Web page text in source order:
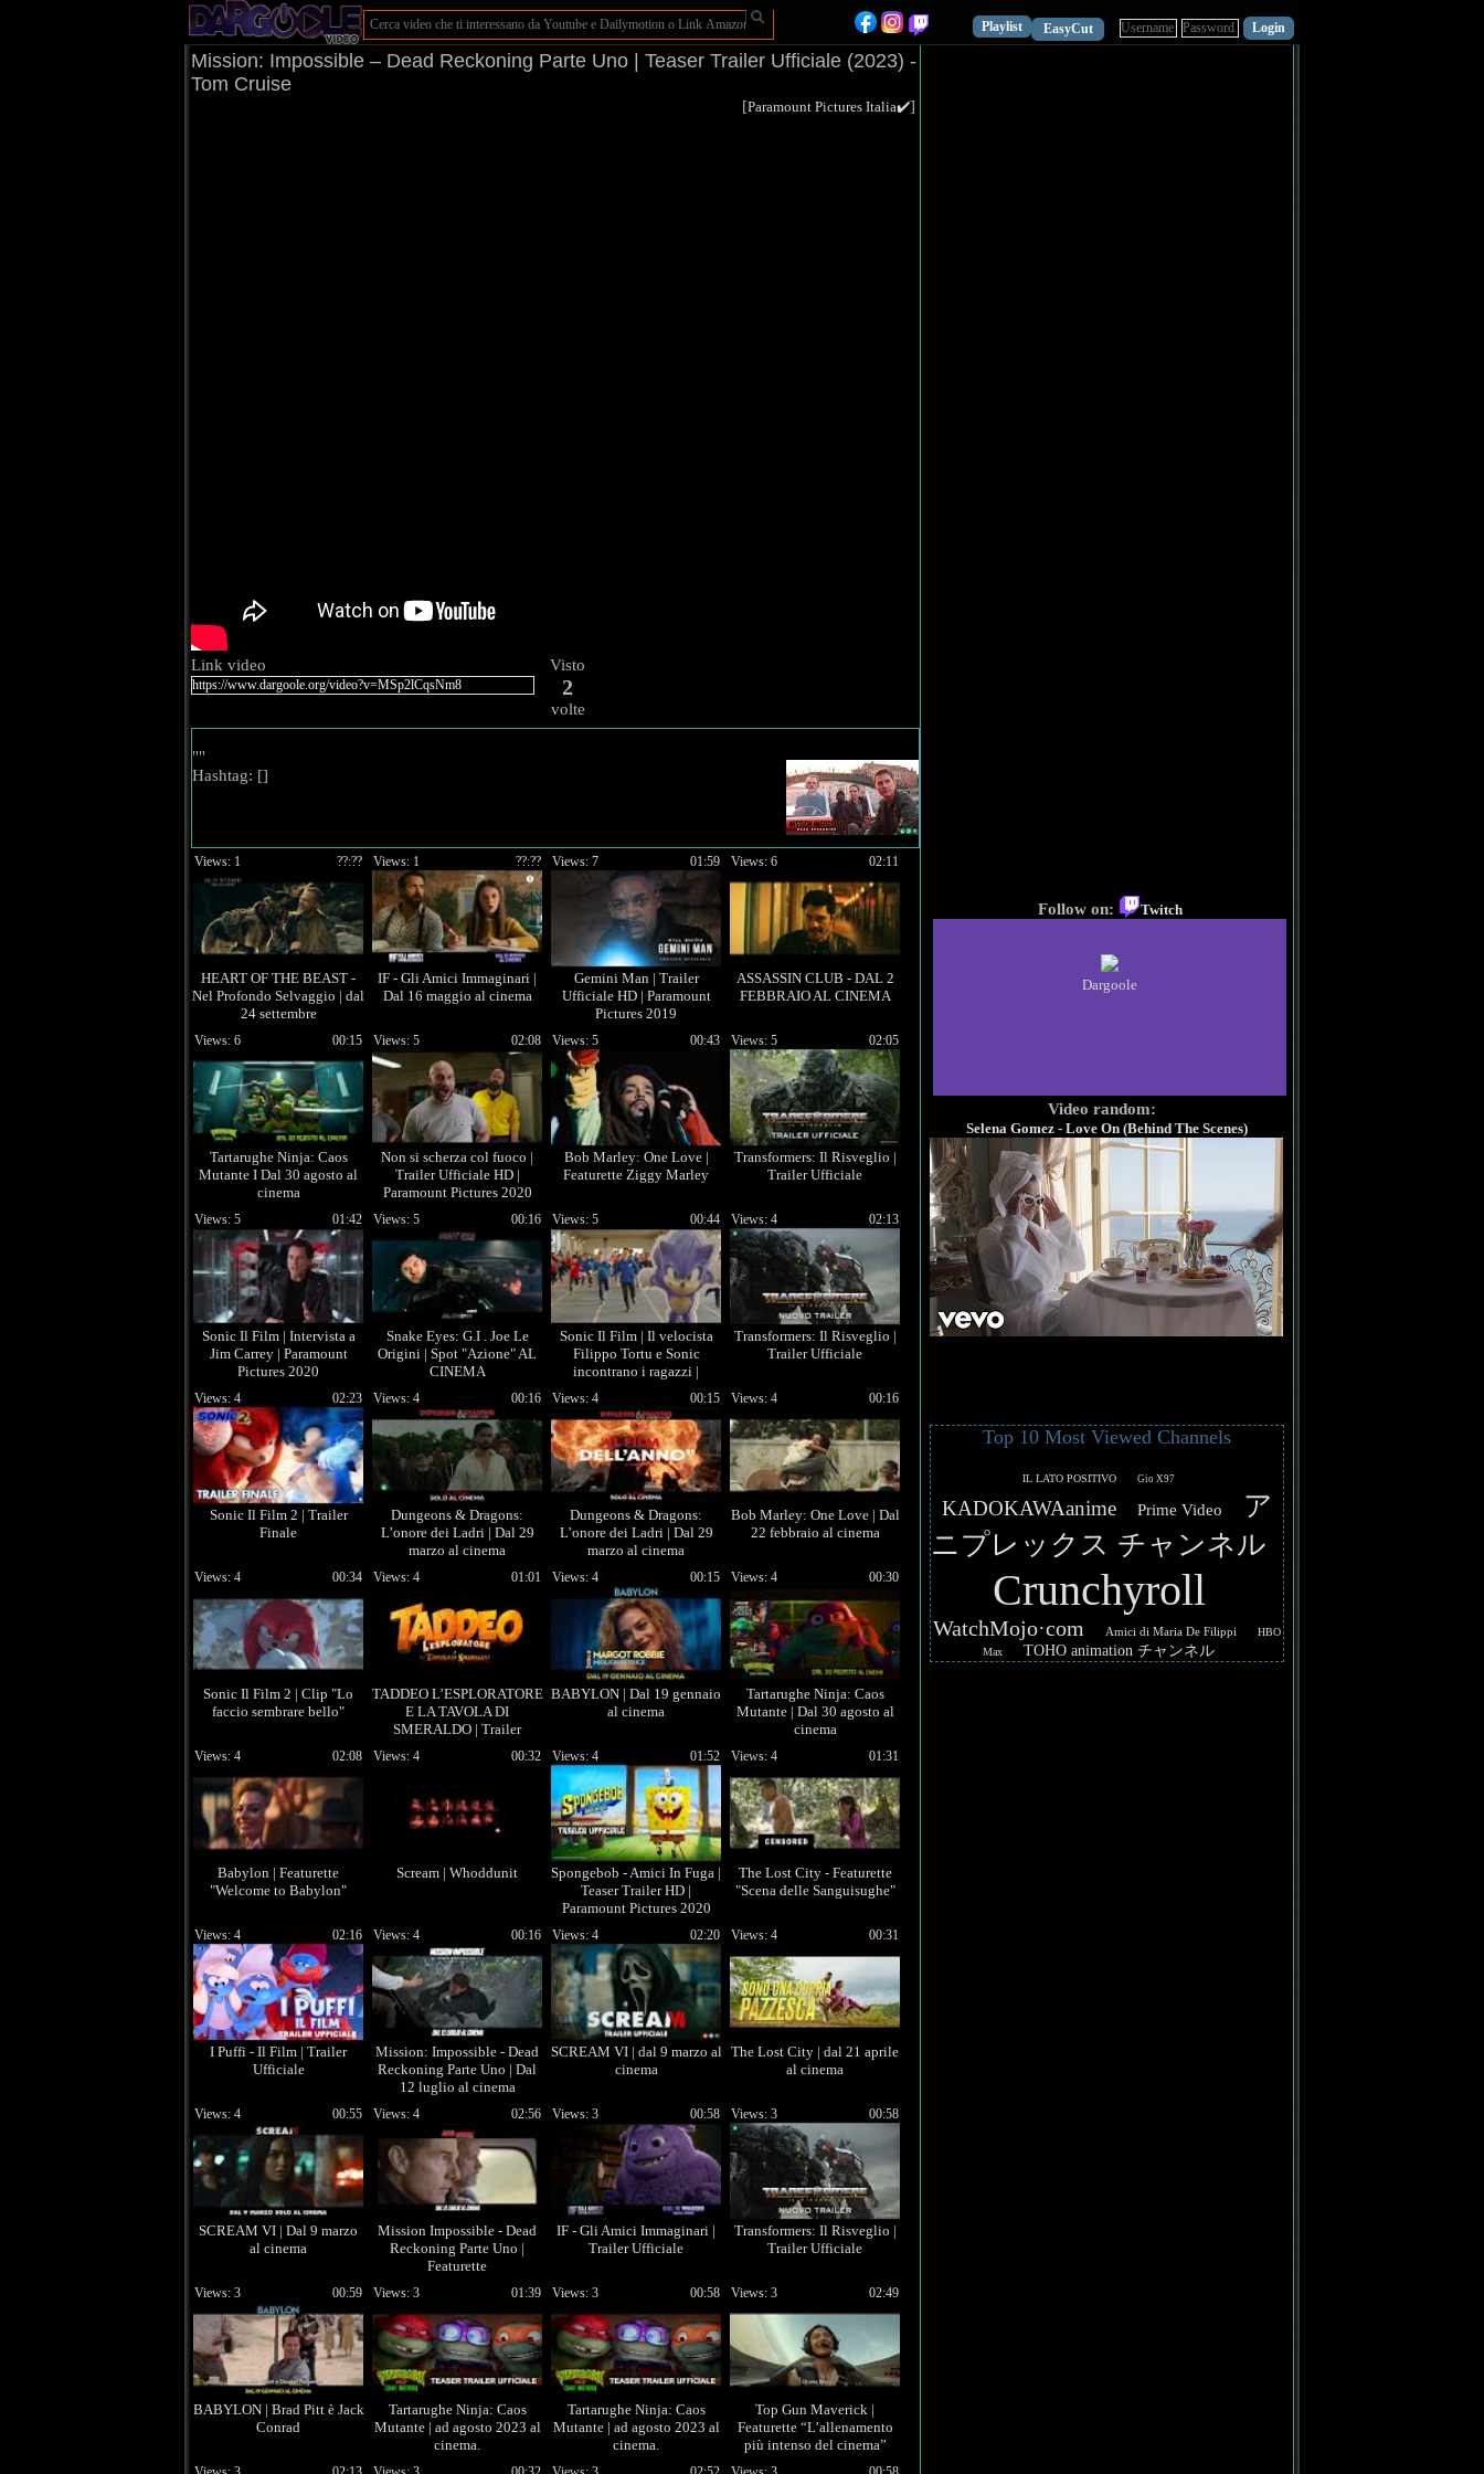
Playlist EasyCut
Mission: Impossible – Dead Reckoning Parte Uno | Teaser Trailer Ufficiale (2023) -
Tom Cruise
[Paramount Pictures Italia✔️]
Link video Visto
2
volte
""
Hashtag: []
HEART OF THE BEAST -
Nel Profondo Selvaggio | dal
24 settembre
??:??
Views: 1
IF - Gli Amici Immaginari |
Dal 16 maggio al cinema
??:??
Views: 1
Gemini Man | Trailer
Ufficiale HD | Paramount
Pictures 2019
01:59
Views: 7
ASSASSIN CLUB - DAL 2
FEBBRAIO AL CINEMA
02:11
Views: 6
Tartarughe Ninja: Caos
Mutante I Dal 30 agosto al
cinema
00:15
Views: 6
Non si scherza col fuoco |
Trailer Ufficiale HD |
Paramount Pictures 2020
02:08
Views: 5
Bob Marley: One Love |
Featurette Ziggy Marley
00:43
Views: 5
Transformers: Il Risveglio |
Trailer Ufficiale
02:05
Views: 5
Sonic Il Film | Intervista a
Jim Carrey | Paramount
Pictures 2020
01:42
Views: 5
Snake Eyes: G.I . Joe Le
Origini | Spot "Azione" AL
CINEMA
00:16
Views: 5
Sonic Il Film | Il velocista
Filippo Tortu e Sonic
incontrano i ragazzi |
Paramount Pictures 2020
00:44
Views: 5
Transformers: Il Risveglio |
Trailer Ufficiale
02:13
Views: 4
Sonic Il Film 2 | Trailer
Finale
02:23
Views: 4
Dungeons & Dragons:
L’onore dei Ladri | Dal 29
marzo al cinema
00:16
Views: 4
Dungeons & Dragons:
L’onore dei Ladri | Dal 29
marzo al cinema
00:15
Views: 4
Bob Marley: One Love | Dal
22 febbraio al cinema
00:16
Views: 4
Sonic Il Film 2 | Clip "Lo
faccio sembrare bello"
00:34
Views: 4
TADDEO L’ESPLORATORE
E LA TAVOLA DI
SMERALDO | Trailer
01:01
Views: 4
BABYLON | Dal 19 gennaio
al cinema
00:15
Views: 4
Tartarughe Ninja: Caos
Mutante | Dal 30 agosto al
cinema
00:30
Views: 4
Babylon | Featurette
"Welcome to Babylon"
02:08
Views: 4
Scream | Whoddunit
00:32
Views: 4
Spongebob - Amici In Fuga |
Teaser Trailer HD |
Paramount Pictures 2020
01:52
Views: 4
The Lost City - Featurette
"Scena delle Sanguisughe"
01:31
Views: 4
I Puffi - Il Film | Trailer
Ufficiale
02:16
Views: 4
Mission: Impossible - Dead
Reckoning Parte Uno | Dal
12 luglio al cinema
00:16
Views: 4
SCREAM VI | dal 9 marzo al
cinema
02:20
Views: 4
The Lost City | dal 21 aprile
al cinema
00:31
Views: 4
SCREAM VI | Dal 9 marzo
al cinema
00:55
Views: 4
Mission Impossible - Dead
Reckoning Parte Uno |
Featurette
02:56
Views: 4
IF - Gli Amici Immaginari |
Trailer Ufficiale
00:58
Views: 3
Transformers: Il Risveglio |
Trailer Ufficiale
00:58
Views: 3
BABYLON | Brad Pitt è Jack
Conrad
00:59
Views: 3
Tartarughe Ninja: Caos
Mutante | ad agosto 2023 al
cinema.
01:39
Views: 3
Tartarughe Ninja: Caos
Mutante | ad agosto 2023 al
cinema.
00:58
Views: 3
Top Gun Maverick |
Featurette “L’allenamento
più intenso del cinema”
02:49
Views: 3
Follow on: Twitch
Dargoole
Video random:
Selena Gomez - Love On (Behind The Scenes)
Top 10 Most Viewed Channels
IL LATO POSITIVO Gio X97
KADOKAWAanime Prime Video
ア
ニプレックス チャンネル
Crunchyroll
WatchMojo·com Amici di Maria De Filippi
HBO
Max
TOHO animation チャンネル